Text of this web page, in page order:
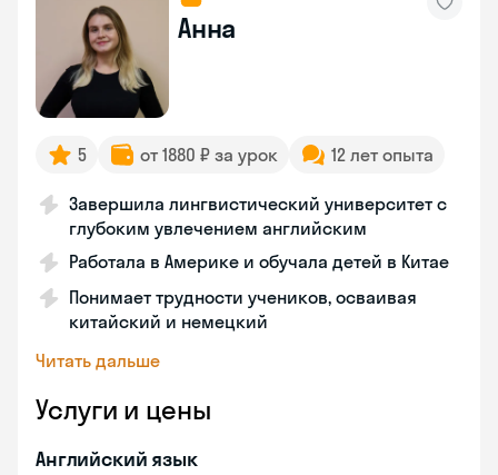
Анна
5 от 1880 ₽ за урок 12 лет опыта
Завершила лингвистический университет с
глубоким увлечением английским
Работала в Америке и обучала детей в Китае
Понимает трудности учеников, осваивая
китайский и немецкий
Читать дальше
Услуги и цены
Английский язык